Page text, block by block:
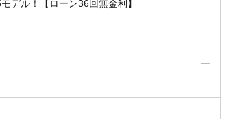
デル！【ローン36回無金利】